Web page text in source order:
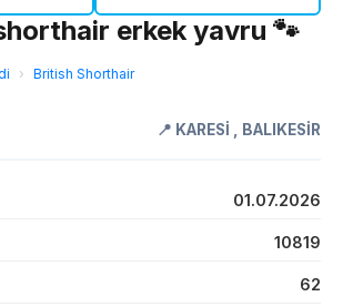
erkek yavru 🐾
› British Shorthair
📍 KARESİ BALIKESİR
01.07.2026
10819
62